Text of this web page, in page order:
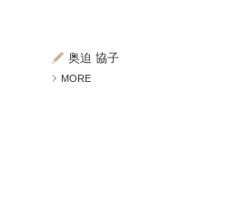
奥迫 協子
MORE